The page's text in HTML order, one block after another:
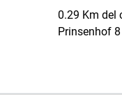
0.29 Km del
Prinsenhof 8